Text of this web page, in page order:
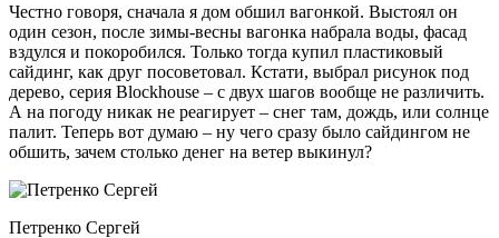
Честно говоря, сначала я дом обшил вагонкой. Выстоял он
один сезон, после зимы-весны вагонка набрала воды, фасад
вздулся и покоробился. Только тогда купил пластиковый
сайдинг, как друг посоветовал. Кстати, выбрал рисунок под
дерево, серия Blockhouse – с двух шагов вообще не различить.
А на погоду никак не реагирует – снег там, дождь, или солнце
палит. Теперь вот думаю – ну чего сразу было сайдингом не
обшить, зачем столько денег на ветер выкинул?
Петренко Сергей